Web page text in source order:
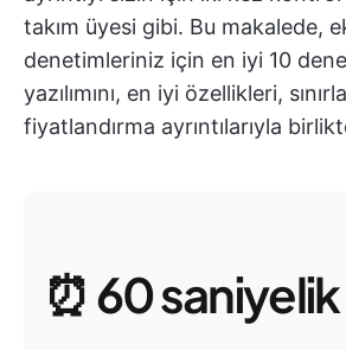
takım üyesi gibi. Bu makalede,
denetimleriniz için en iyi 10
yazılımını, en iyi özellikleri,
fiyatlandırma ayrıntılarıyla
⏰ 60